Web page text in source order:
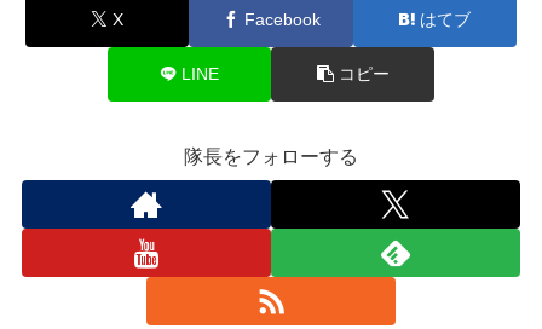
X Facebook はてブ
LINE コピー
隊長をフォローする